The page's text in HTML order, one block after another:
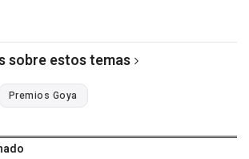
sobre estos temas
Premios Goya